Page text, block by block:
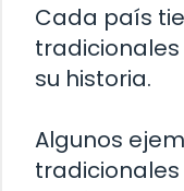
Cada país
su historia.
Algunos
tradicionales